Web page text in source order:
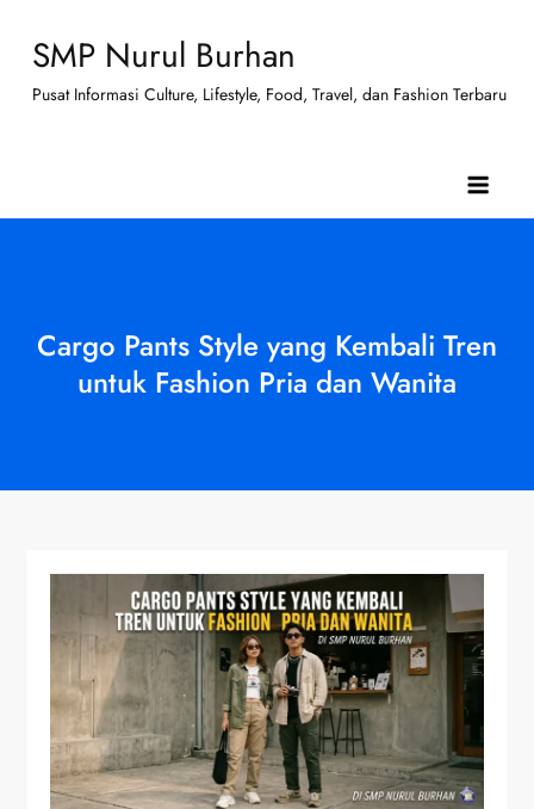
content
SMP Nurul Burhan
Pusat Informasi Culture, Lifestyle, Food, Travel, dan Fashion Terbaru
Cargo Pants Style yang Kembali Tren
untuk Fashion Pria dan Wanita